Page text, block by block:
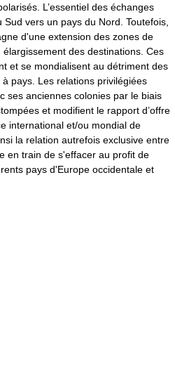
L’essentiel des échanges
Sud vers un pays du Nord. Toutefois,
d'une extension des zones de
des destinations. Ces
et se mondialisent au détriment des
pays. Les relations privilégiées
ses anciennes colonies par le biais
et modifient le rapport d’offre
international et/ou mondial de
la relation autrefois exclusive entre
en train de s'effacer au profit de
pays d'Europe occidentale et